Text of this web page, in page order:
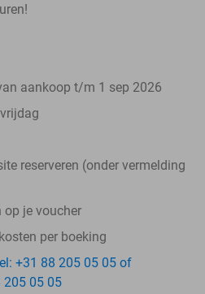
aankoop t/m 1 sep 2026
reserveren (onder vermelding
je voucher
per boeking
+31 88 205 05 05 of
205 05 05